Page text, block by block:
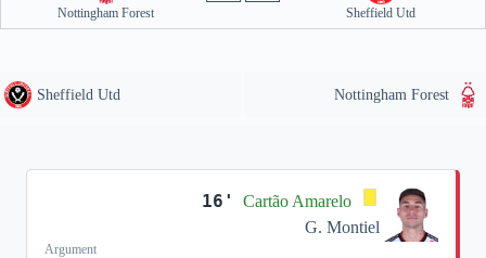
Nottingham Forest Sheffield Utd
Sheffield Utd Nottingham Forest
16'
Cartão Amarelo
G. Montiel
Argument